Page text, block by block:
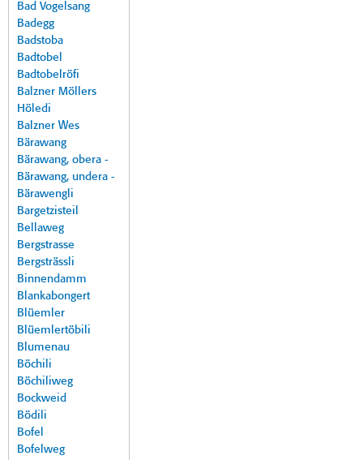
Bad Vogelsang
Badegg
Badstoba
Badtobel
Badtobelröfi
Balzner Möllers
Höledi
Balzner Wes
Bärawang
Bärawang, obera -
Bärawang, undera -
Bärawengli
Bargetzisteil
Bellaweg
Bergstrasse
Bergsträssli
Binnendamm
Blankabongert
Blüemler
Blüemlertöbili
Blumenau
Böchili
Böchiliweg
Bockweid
Bödili
Bofel
Bofelweg